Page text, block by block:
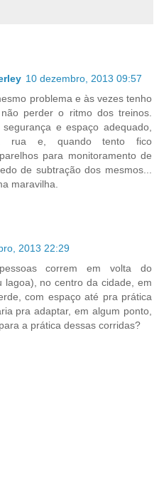
10 dezembro, 2013 09:57
problema e às vezes tenho
perder o ritmo dos treinos.
e espaço adequado,
rua e, quando tento fico
para monitoramento de
de subtração dos mesmos...
maravilha.
2013 22:29
correm em volta do
lagoa), no centro da cidade, em
com espaço até pra prática
pra adaptar, em algum ponto,
a prática dessas corridas?